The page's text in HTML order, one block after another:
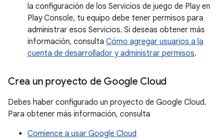
la configuración de los Servicios de juego de Play en
Play Console, tu equipo debe tener permisos para
administrar esos Servicios. Si deseas obtener más
información, consulta Cómo agregar usuarios a la
cuenta de desarrollador y administrar permisos.
Crea un proyecto de Google Cloud
Debes haber configurado un proyecto de Google Cloud.
Para obtener más información, consulta
Comience a usar Google Cloud